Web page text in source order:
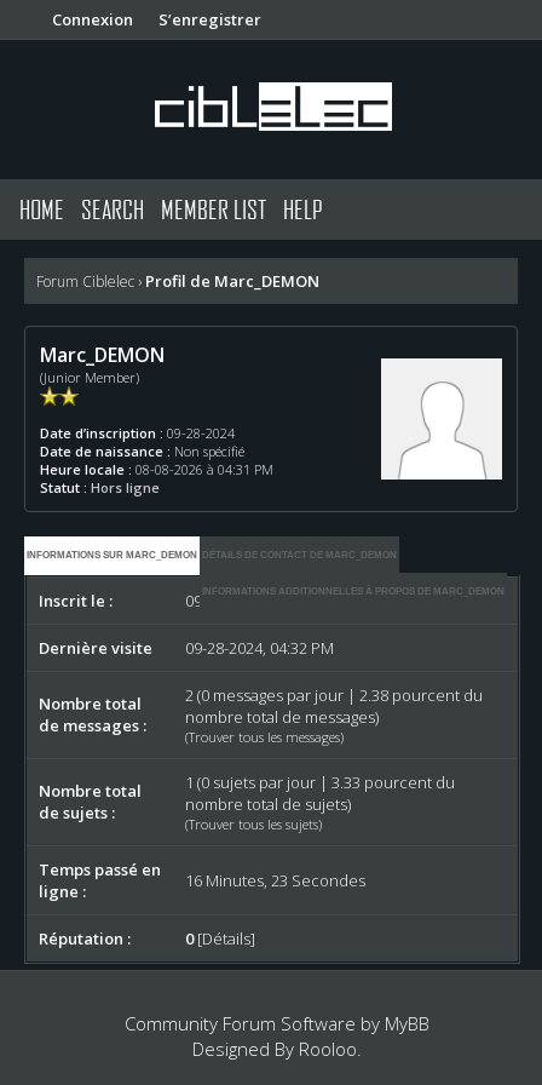
Connexion S’enregistrer
HOME SEARCH MEMBER LIST HELP
Forum Ciblelec › Profil de Marc_DEMON
Marc_DEMON
(Junior Member)
Date d’inscription : 09-28-2024
Date de naissance : Non spécifié
Heure locale : 08-08-2026 à 04:31 PM
Statut : Hors ligne
INFORMATIONS SUR MARC_DEMON DÉTAILS DE CONTACT DE MARC_DEMON
INFORMATIONS ADDITIONNELLES À PROPOS DE MARC_DEMON
Inscrit le : 09-28-2024
Dernière visite 09-28-2024, 04:32 PM
Nombre total
de messages :
2 (0 messages par jour | 2.38 pourcent du
nombre total de messages)
(Trouver tous les messages)
Nombre total
de sujets :
1 (0 sujets par jour | 3.33 pourcent du
nombre total de sujets)
(Trouver tous les sujets)
Temps passé en
ligne :
16 Minutes, 23 Secondes
Réputation : 0 [Détails]
Community Forum Software by MyBB
Designed By Rooloo.